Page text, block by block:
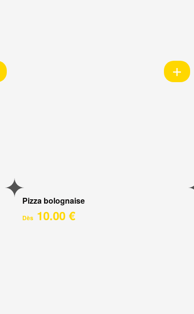
Pizza bolognaise
Dès10.00 €